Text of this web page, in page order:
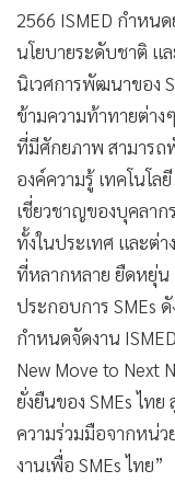
2566 ISMED กำหน
นโยบายระดับชาติ แ
นิเวศการพัฒนาของ
ข้ามความท้าทายต่าง
ที่มีศักยภาพ สามารถ
องค์ความรู้ เทคโนโ
เชี่ยวชาญของบุคลา
ทั้งในประเทศ และต่
ที่หลากหลาย ยืดหยุ่น
ประกอบการ SMEs
กำหนดจัดงาน
New Move to Next
ยั่งยืนของ SMEs ไท
ความร่วมมือจากหน่ว
งานเพื่อ SMEs ไทย”